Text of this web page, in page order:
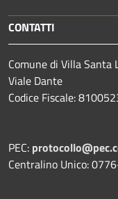
CONTATTI
Comune di Villa Santa
Viale Dante
Codice Fiscale:
PEC:
Centralino Unico: